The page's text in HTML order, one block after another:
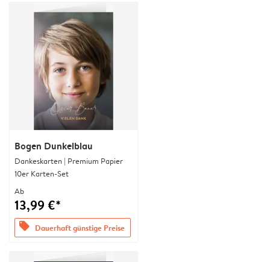
Bogen Dunkelblau
Dankeskarten | Premium Papier
10er Karten-Set
Ab
13,99 €*
offers Dauerhaft günstige Preise